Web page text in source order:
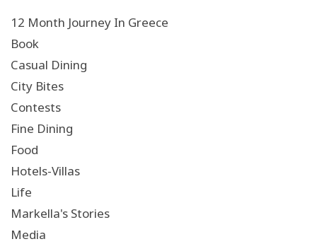
12 Month Journey In Greece
Book
Casual Dining
City Bites
Contests
Fine Dining
Food
Hotels-Villas
Life
Markella's Stories
Media